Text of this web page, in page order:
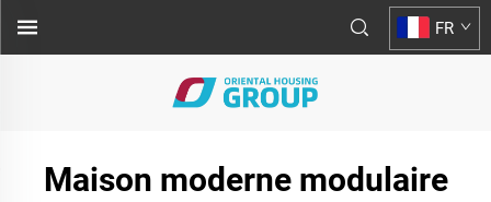
FR
Maison moderne modulaire